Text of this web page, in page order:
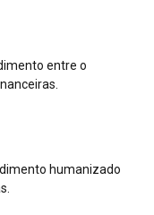
entre o
humanizado